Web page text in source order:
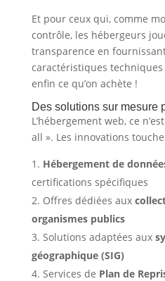
Et pour ceux qui, comme
contrôle, les hébergeurs
transparence en
caractéristiques
enfin ce qu’on achète !
Des solutions sur mesure
L’hébergement web, ce
all ». Les innovations
Hébergement de
certifications spécifiques
Offres dédiées aux
organismes publics
Solutions adaptées aux
géographique (SIG)
Services de Plan de